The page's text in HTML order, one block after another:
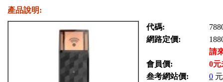
產品說明:
代碼:
網路定價:
請
會員價:
0元
叁考網站價:
0